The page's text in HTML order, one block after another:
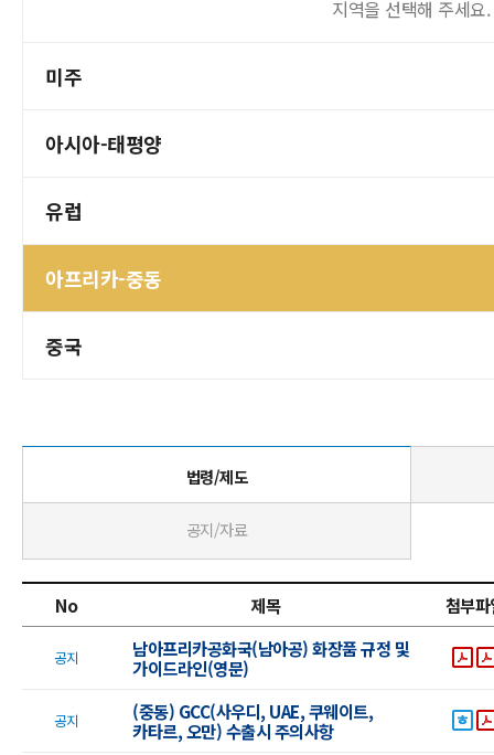
지역을 선택해 주세요.
미주
아시아-태평양
유럽
아프리카-중동
중국
법령/제도
공지/자료
No 제목 첨부파
공지
남아프리카공화국(남아공) 화장품 규정 및
가이드라인(영문)
공지
(중동) GCC(사우디, UAE, 쿠웨이트,
카타르, 오만) 수출시 주의사항